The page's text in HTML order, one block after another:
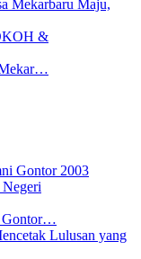
&
Mekar…
Gontor…